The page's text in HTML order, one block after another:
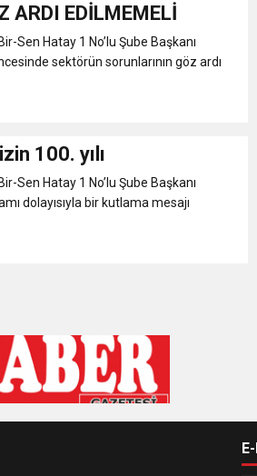
ARDI EDİLMEMELİ
Sen Hatay 1 No’lu Şube Başkanı
sektörün sorunlarının göz ardı
100. yılı
Sen Hatay 1 No’lu Şube Başkanı
dolayısıyla bir kutlama mesajı